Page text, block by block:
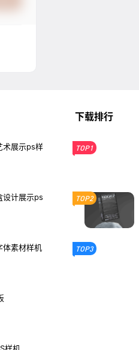
术展示ps样
设计展示ps
体素材样机
下载排行
TOP1
TOP2
TOP3